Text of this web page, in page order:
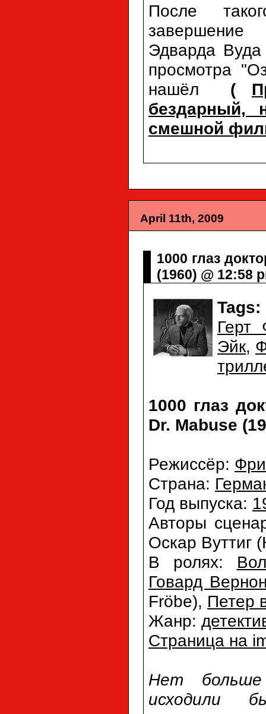
После
завершение
Эдварда
просмотра
нашёл (
бездарный,
смешной
April 11th, 2009
1000 глаз
(1960) @ 12:58
Tags:
Герт
Эйк,
1000 глаз
Dr. Mabuse
Режиссёр:
Страна:
Год выпуска:
Авторы
Оскар Вуттиг
В ролях:
Говард
Fröbe), Петер
Жанр:
Страница на
Нет больше
исходили